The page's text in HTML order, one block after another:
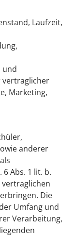
Laufzeit,
und
vertraglicher
Marketing,
anderer
Abs. 1 lit. b.
vertraglichen
Die
Umfang und
Verarbeitung,